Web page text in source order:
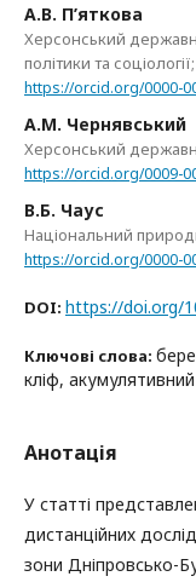
А.В. П’яткова
Херсонський
політики та
https://orcid.org/0000-
А.М. Чернявський
Херсонський
https://orcid.org/0009-
В.Б. Чаус
Національний
https://orcid.org/0000-
DOI: https://doi.org/
Ключові слова:
кліф,
Анотація
У статті
дистанційних
зони Дніпровсько-